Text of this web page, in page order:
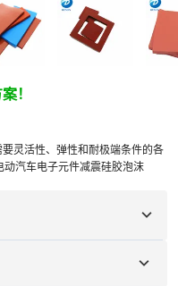
！
灵活性、弹性和耐极端条件的各
动汽车电子元件减震硅胶泡沫
、包装选项和徽标。